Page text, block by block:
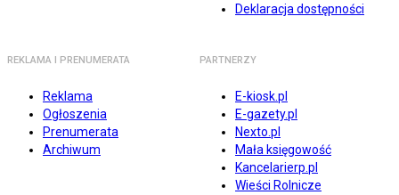
Deklaracja dostępności
REKLAMA I PRENUMERATA
Reklama
Ogłoszenia
Prenumerata
Archiwum
PARTNERZY
E-kiosk.pl
E-gazety.pl
Nexto.pl
Mała księgowość
Kancelarierp.pl
Wieści Rolnicze